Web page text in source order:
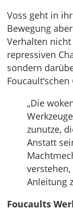
Voss geht in
Bewegung
Verhalten
repressiven
sondern
„Die
zunutze,
Anstatt
Anleitung
Foucaults